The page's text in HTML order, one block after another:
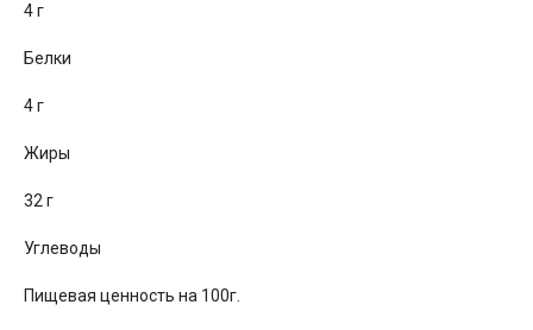
4 г
Белки
4 г
Жиры
32 г
Углеводы
Пищевая ценность на 100г.